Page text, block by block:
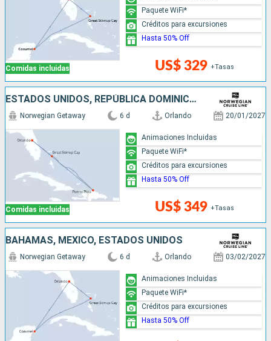
Comidas incluidas US$ 329 +Tasas
Paquete WiFi*
Créditos para excursiones
Hasta 50% Off
ESTADOS UNIDOS, REPÚBLICA DOMINICANA, BAHAMAS
Comidas incluidas
Norwegian Getaway 6 d Orlando 20/01/2027
US$ 349 +Tasas
Animaciones Incluidas
Paquete WiFi*
Créditos para excursiones
Hasta 50% Off
BAHAMAS, MÉXICO, ESTADOS UNIDOS
Norwegian Getaway 6 d Orlando 03/02/2027
Animaciones Incluidas
Paquete WiFi*
Créditos para excursiones
Hasta 50% Off